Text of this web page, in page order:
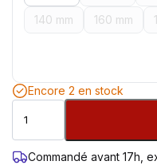
140 mm
160 mm
Encore 2 en stock
Commandé avant 17h,